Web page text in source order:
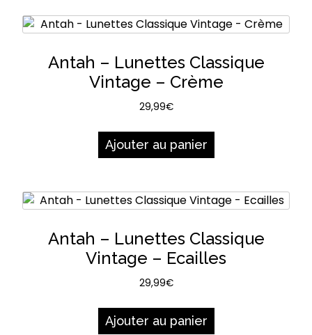
variations.
Les
peuvent
être
Antah – Lunettes Classique
Vintage – Crème
29,99€
Ajouter au panier
Antah – Lunettes Classique
Vintage – Ecailles
29,99€
Ajouter au panier